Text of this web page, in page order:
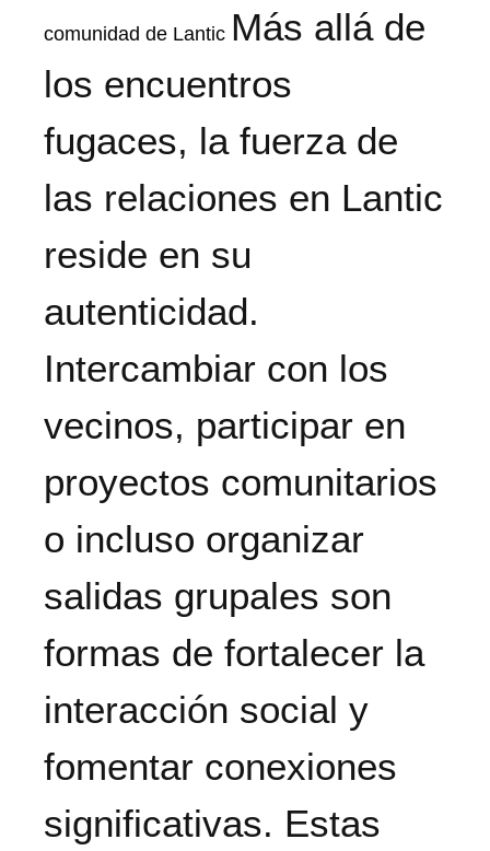
comunidad de Lantic Más allá de
los encuentros
fugaces, la fuerza de
las relaciones en Lantic
reside en su
autenticidad.
Intercambiar con los
vecinos, participar en
proyectos comunitarios
o incluso organizar
salidas grupales son
formas de fortalecer la
interacción social y
fomentar conexiones
significativas. Estas